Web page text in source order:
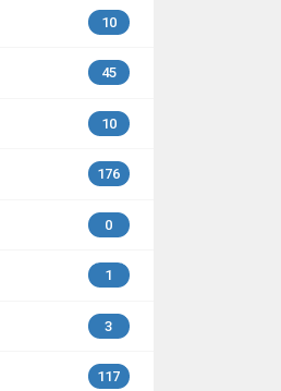
10
45
10
176
0
1
3
117